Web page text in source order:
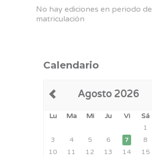
No hay ediciones en periodo de
matriculación
Calendario
Agosto 2026
Lu Ma Mi Ju Vi Sá
1
3
4 5 6 7 8
10
11 12 13 14 15